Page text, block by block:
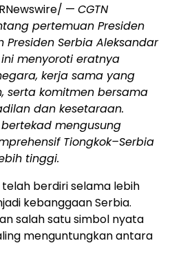
— CGTN
pertemuan Presiden
Presiden Serbia Aleksandar
menyoroti eratnya
kerja sama yang
serta komitmen bersama
dan kesetaraan.
mengusung
Tiongkok–Serbia
tinggi.
berdiri selama lebih
kebanggaan Serbia.
salah satu simbol nyata
menguntungkan antara